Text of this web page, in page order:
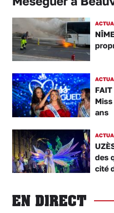
ans
des
cité
EN DIRECT